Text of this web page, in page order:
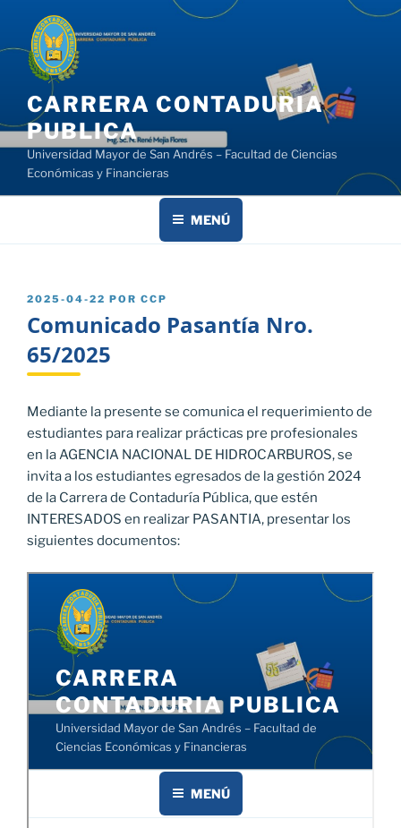
contenido
CARRERA CONTADURIA
PUBLICA
Universidad Mayor de San Andrés – Facultad de Ciencias
Económicas y Financieras
MENÚ
PUBLICADO
2025-04-22 POR CCP
Comunicado Pasantía Nro.
65/2025
Mediante la presente se comunica el requerimiento de
estudiantes para realizar prácticas pre profesionales
en la AGENCIA NACIONAL DE HIDROCARBUROS, se
invita a los estudiantes egresados de la gestión 2024
de la Carrera de Contaduría Pública, que estén
INTERESADOS en realizar PASANTIA, presentar los
siguientes documentos: